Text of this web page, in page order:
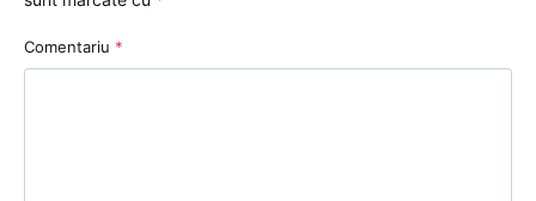
Comentariu *